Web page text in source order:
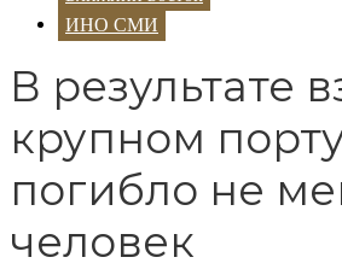
ИНО СМИ
В результате
крупном
погибло не
человек